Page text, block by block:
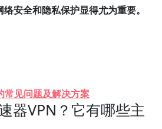
安全和隐私保护显得尤为重要。
常见问题及解决方案
器VPN？它有哪些主